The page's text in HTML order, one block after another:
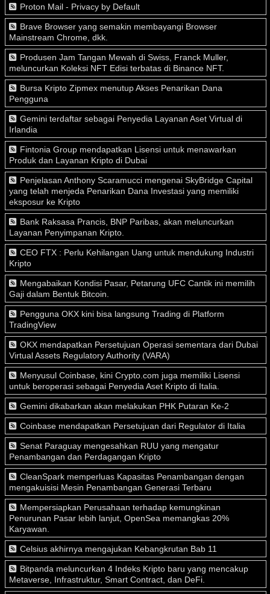
Proton Mail - Privacy by Default
Brave Browser yang semakin membayangi Browser
Mainstream Chrome, dkk.
Produsen Jam Tangan Mewah di Swiss, Franck Muller,
meluncurkan Koleksi NFT Edisi terbatas di Binance NFT.
Bursa Kripto Zipmex menutup Akses Penarikan Dana
Pengguna
Gemini terdaftar sebagai Penyedia Layanan Aset Virtual di
Irlandia
Fintonia Group mendapatkan Lisensi untuk menawarkan
Produk dan Layanan Kripto di Dubai
Penjelasan Anthony Scaramucci mengenai SkyBridge Capital
yang telah menjeda Penarikan Dana Investasi yang memiliki
eksposur ke Kripto
Bank Raksasa Prancis, BNP Paribas, akan meluncurkan
Layanan Penyimpanan Kripto.
CEO FTX : Perlu Kehilangan Uang untuk mendukung Industri
Kripto
Mengabaikan Kondisi Pasar, Petarung UFC Cantik ini memilih
Gaji dalam Bentuk Bitcoin.
Pengguna OKX kini bisa langsung Trading di Platform
TradingView
OKX mendapatkan Persetujuan Operasi sementara dari Dubai
Virtual Assets Regulatory Authority (VARA)
Menyusul Coinbase, kini Crypto.com juga memiliki Lisensi
untuk beroperasi sebagai Penyedia Aset Kripto di Italia.
Gemini dikabarkan akan melakukan PHK Putaran Ke-2
Coinbase mendapatkan Persetujuan dari Regulator di Italia
Senat Paraguay mengesahkan RUU yang mengatur
Penambangan dan Perdagangan Kripto
CleanSpark memperluas Kapasitas Penambangan dengan
mengakuisisi Mesin Penambangan Generasi Terbaru
Mempersiapkan Perusahaan terhadap kemungkinan
Penurunan Pasar lebih lanjut, OpenSea memangkas 20%
Karyawan.
Celsius akhirnya mengajukan Kebangkrutan Bab 11
Bitpanda meluncurkan 4 Indeks Kripto baru yang mencakup
Metaverse, Infrastruktur, Smart Contract, dan DeFi.